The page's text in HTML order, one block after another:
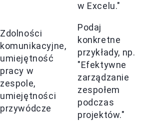
w Excelu."
Zdolności
komunikacyjne,
umiejętność
pracy w
zespole,
umiejętności
przywódcze
Podaj
konkretne
przykłady, np.
"Efektywne
zarządzanie
zespołem
podczas
projektów."